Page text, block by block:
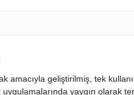
geliştirilmiş, tek
yaygın olarak